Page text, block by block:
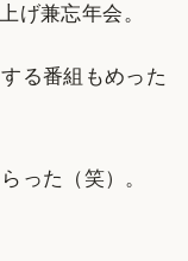
げ兼忘年会。
る番組もめった
った（笑）。